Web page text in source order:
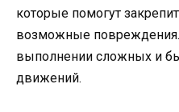
которые помогут
возможные
выполнении сложных и
движений.